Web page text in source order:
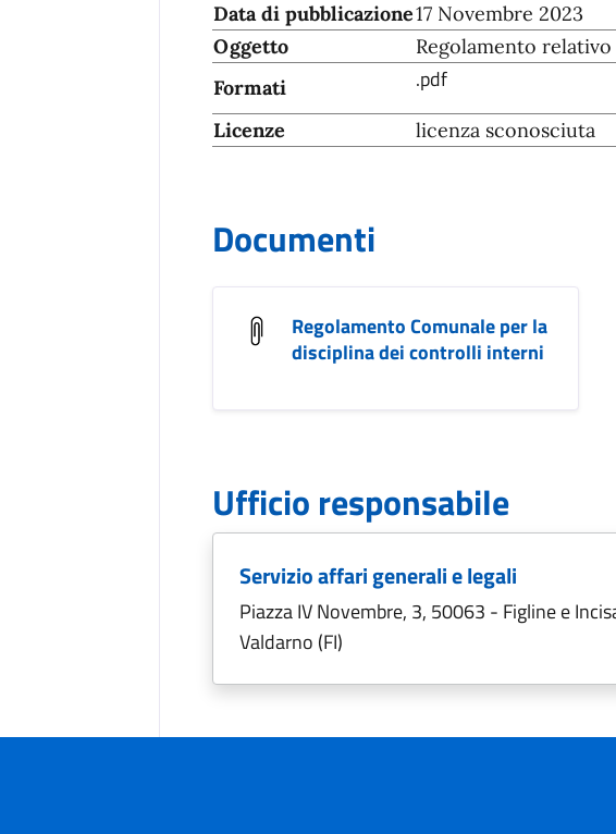
Data di pubblicazione17 Novembre 2023
Oggetto
Regolamento
Formati
.pdf
Licenze licenza sconosciuta
Documenti
Regolamento Comunale per la
disciplina dei controlli interni
Ufficio responsabile
Servizio affari generali e legali
Piazza IV Novembre, 3, 50063 - Figline e
Valdarno (FI)